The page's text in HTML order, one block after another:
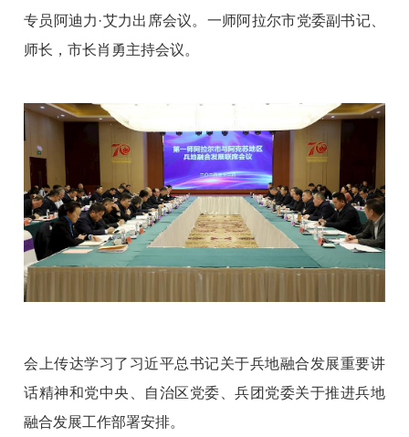
专员阿迪力·艾力出席会议。一师阿拉尔市党委副书记、
师长，市长肖勇主持会议。
会上传达学习了习近平总书记关于兵地融合发展重要讲
话精神和党中央、自治区党委、兵团党委关于推进兵地
融合发展工作部署安排。